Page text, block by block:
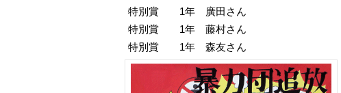
特別賞 1年 廣田さん
特別賞 1年 藤村さん
特別賞 1年 森友さん